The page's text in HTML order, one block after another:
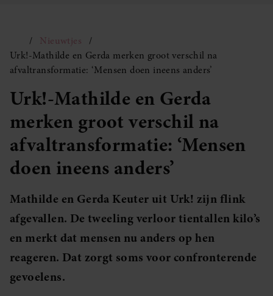
Nieuwtjes
Urk!-Mathilde en Gerda merken groot verschil na
afvaltransformatie: ‘Mensen doen ineens anders’
Urk!-Mathilde en Gerda
merken groot verschil na
afvaltransformatie: ‘Mensen
doen ineens anders’
Mathilde en Gerda Keuter uit Urk! zijn flink
afgevallen. De tweeling verloor tientallen kilo’s
en merkt dat mensen nu anders op hen
reageren. Dat zorgt soms voor confronterende
gevoelens.